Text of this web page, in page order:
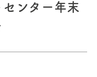
ンター年末